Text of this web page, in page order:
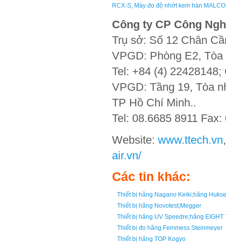
RCX-S, Máy đo độ nhớt kem hàn
Công ty CP Công
Trụ sở: Số 12 Chân
VPGD: Phòng E2,
Tel: +84 (4)
VPGD: Tầng 19, Tòa
TP Hồ Chí Minh..
Tel: 08.6685 8911
Website: www.ttech.vn
air.vn/
Các tin khác:
Thiết bị hãng Nagano Keiki;hãng
Thiết bị hãng Novotest;Megger
Thiết bị hãng UV Speedre;hãng EIGHT
Thiết bị đo hãng Feinmess Steinmeyer
Thiết bị hãng TOP Kogyo